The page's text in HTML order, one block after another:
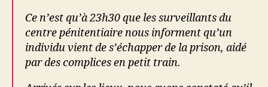
Ce n’est qu’à 23h30 que les surveillants du
centre pénitentiaire nous informent qu’un
individu vient de s’échapper de la prison, aidé
par des complices en petit train.